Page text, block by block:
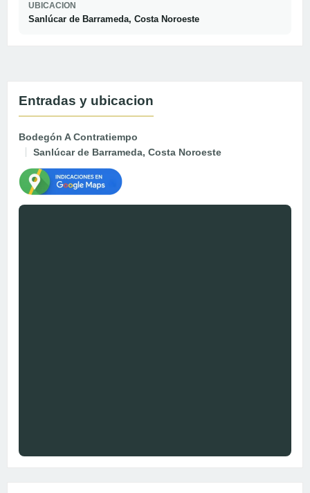
UBICACION
Sanlúcar de Barrameda, Costa Noroeste
Entradas y ubicacion
Bodegón A Contratiempo
Sanlúcar de Barrameda, Costa Noroeste